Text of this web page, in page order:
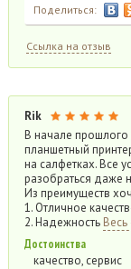
Поделиться:
Ссылка на отзыв
Rik
В начале
планшетный
на салфетках. Все
разобраться даже
Из преимуществ
1. Отличное
2. Надежность Весь
Достоинства
качество, сервис